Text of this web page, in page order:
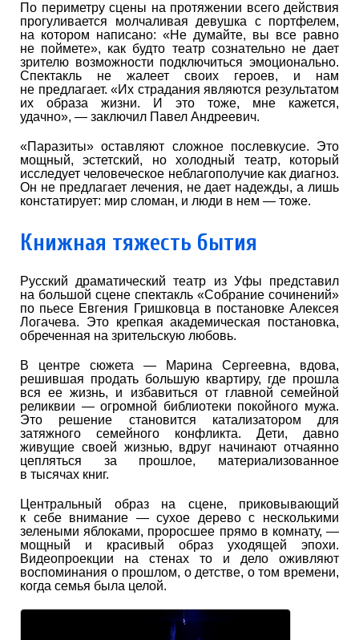
По периметру сцены на протяжении всего действия
прогуливается молчаливая девушка с портфелем,
на котором написано: «Не думайте, вы все равно
не поймете», как будто театр сознательно не дает
зрителю возможности подключиться эмоционально.
Спектакль не жалеет своих героев, и нам
не предлагает. «Их страдания являются результатом
их образа жизни. И это тоже, мне кажется,
удачно», — заключил Павел Андреевич.
«Паразиты» оставляют сложное послевкусие. Это
мощный, эстетский, но холодный театр, который
исследует человеческое неблагополучие как диагноз.
Он не предлагает лечения, не дает надежды, а лишь
констатирует: мир сломан, и люди в нем — тоже.
Книжная тяжесть бытия
Русский драматический театр из Уфы представил
на большой сцене спектакль «Собрание сочинений»
по пьесе Евгения Гришковца в постановке Алексея
Логачева. Это крепкая академическая постановка,
обреченная на зрительскую любовь.
В центре сюжета — Марина Сергеевна, вдова,
решившая продать большую квартиру, где прошла
вся ее жизнь, и избавиться от главной семейной
реликвии — огромной библиотеки покойного мужа.
Это решение становится катализатором для
затяжного семейного конфликта. Дети, давно
живущие своей жизнью, вдруг начинают отчаянно
цепляться за прошлое, материализованное
в тысячах книг.
Центральный образ на сцене, приковывающий
к себе внимание — сухое дерево с несколькими
зелеными яблоками, проросшее прямо в комнату, —
мощный и красивый образ уходящей эпохи.
Видеопроекции на стенах то и дело оживляют
воспоминания о прошлом, о детстве, о том времени,
когда семья была целой.